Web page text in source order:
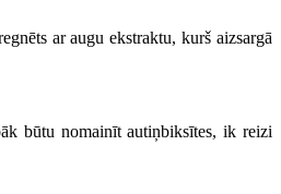
ar augu ekstraktu, kurš aizsargā
būtu nomainīt autiņbiksītes, ik reizi